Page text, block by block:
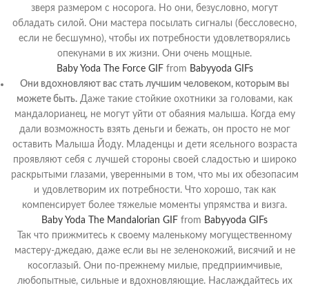
зверя размером с носорога. Но они, безусловно, могут
обладать силой. Они мастера посылать сигналы (бессловесно,
если не бесшумно), чтобы их потребности удовлетворялись
опекунами в их жизни. Они очень мощные.
Baby Yoda The Force GIF from Babyyoda GIFs
Они вдохновляют вас стать лучшим человеком, которым вы
можете быть. Даже такие стойкие охотники за головами, как
мандалорианец, не могут уйти от обаяния малыша. Когда ему
дали возможность взять деньги и бежать, он просто не мог
оставить Малыша Йоду. Младенцы и дети ясельного возраста
проявляют себя с лучшей стороны своей сладостью и широко
раскрытыми глазами, уверенными в том, что мы их обезопасим
и удовлетворим их потребности. Что хорошо, так как
компенсирует более тяжелые моменты упрямства и визга.
Baby Yoda The Mandalorian GIF from Babyyoda GIFs
Так что прижмитесь к своему маленькому могущественному
мастеру-джедаю, даже если вы не зеленокожий, висячий и не
косоглазый. Они по-прежнему милые, предприимчивые,
любопытные, сильные и вдохновляющие. Наслаждайтесь их